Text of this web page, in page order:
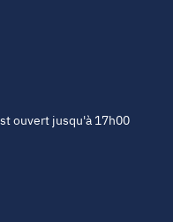
ouvert jusqu'à 17h00